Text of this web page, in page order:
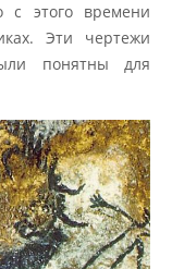
с этого времени
Эти чертежи
понятны для